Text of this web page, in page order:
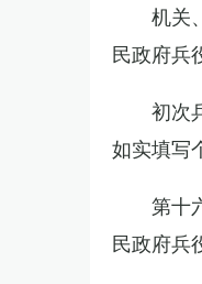
机关
民政府兵
初次
如实填写
第十
民政府兵